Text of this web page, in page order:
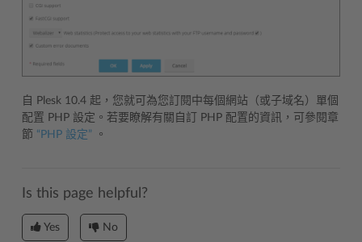
自 Plesk 10.4 起，您就可為您訂閱中每個網站（或子域名）單個
配置 PHP 設定。若要瞭解有關自訂 PHP 配置的資訊，可參閱章
節 “PHP 設定” 。
Is this page helpful?
Yes No